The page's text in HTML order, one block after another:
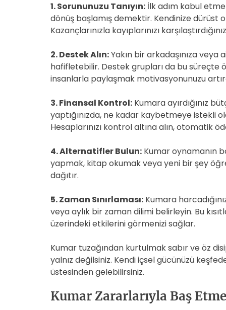
1. Sorununuzu Tanıyın: İlk adım kabul
dönüş başlamış demektir. Kendinize dürüst
Kazançlarınızla kayıplarınızı
2. Destek Alın:Yakın bir arkadaşınıza
hafifletebilir. Destek grupları da bu süreçte
insanlarla paylaşmak motivasyonunuzu
3. Finansal Kontrol: Kumara ayırdığınız
yaptığınızda, ne kadar kaybetmeye istekli
Hesaplarınızı kontrol altına alın, otomatik
4. Alternatifler Bulun: Kumar oynamanın
yapmak, kitap okumak veya yeni bir şey
dağıtır.
5. Zaman Sınırlaması: Kumara
veya aylık bir zaman dilimi belirleyin. Bu
üzerindeki etkilerini görmenizi sağlar.
Kumar tuzağından kurtulmak sabır ve öz
yalnız değilsiniz. Kendi içsel gücünüzü
üstesinden gelebilirsiniz.
Kumar Zararlarıyla Baş